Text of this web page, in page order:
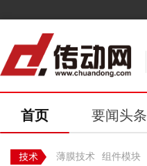
首页 要闻头条
薄膜技术 组件模块